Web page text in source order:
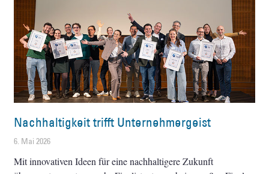
Nachhaltigkeit trifft Unternehmergeist
6. Mai 2026
Mit innovativen Ideen für eine nachhaltigere Zukunft